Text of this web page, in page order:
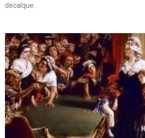
décalque.